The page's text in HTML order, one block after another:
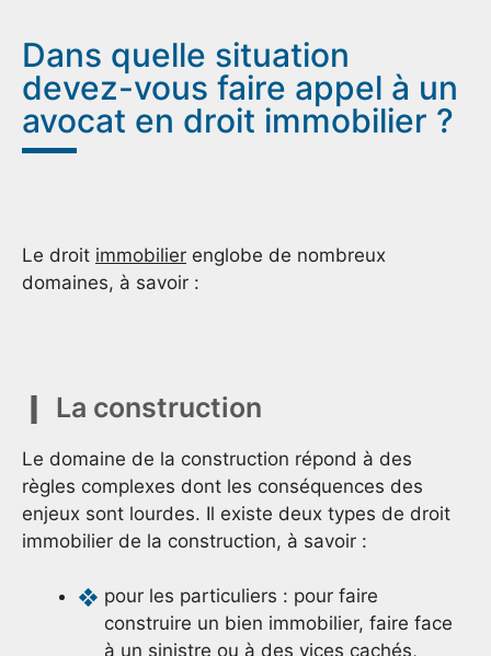
Dans quelle situation
devez-vous faire appel à un
avocat en droit immobilier ?
Le droit immobilier englobe de nombreux
domaines, à savoir :
La construction
Le domaine de la construction répond à des
règles complexes dont les conséquences des
enjeux sont lourdes. Il existe deux types de droit
immobilier de la construction, à savoir :
pour les particuliers : pour faire
construire un bien immobilier, faire face
à un sinistre ou à des vices cachés,